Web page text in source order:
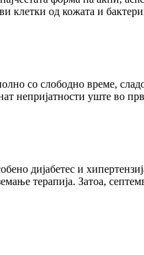
клетки од кожата и
со слободно време,
непријатности уште во
дијабетес и
терапија. Затоа,